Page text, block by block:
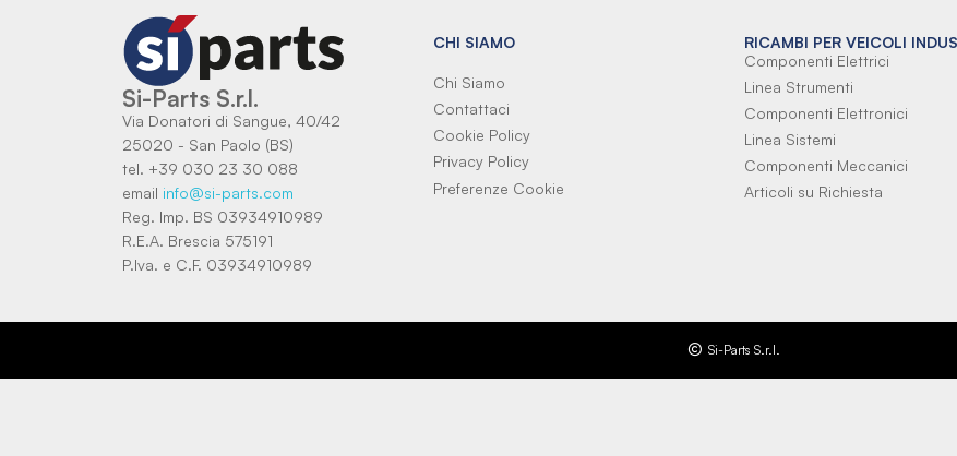
Si-Parts S.r.l.
Via Donatori di Sangue, 40/42
25020 - San Paolo (BS)
tel. +39 030 23 30 088
email info@si-parts.com
Reg. Imp. BS 03934910989
R.E.A. Brescia 575191
P.Iva. e C.F. 03934910989
CHI SIAMO
Chi Siamo
Contattaci
Cookie Policy
Privacy Policy
Preferenze Cookie
RICAMBI PER VEICOLI
Componenti Elettrici
Linea Strumenti
Componenti Elettronici
Linea Sistemi
Componenti Meccanici
Articoli su Richiesta
Si-Parts S.r.l.